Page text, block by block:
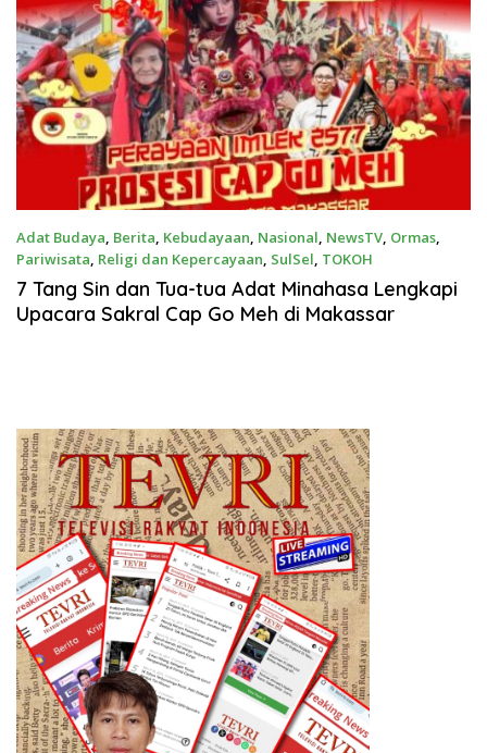
Adat Budaya, Berita, Kebudayaan, Nasional, NewsTV, Ormas,
Pariwisata, Religi dan Kepercayaan, SulSel, TOKOH
Februari 28, 2026
‎7 Tang Sin dan Tua-tua Adat Minahasa Lengkapi
Upacara Sakral Cap Go Meh di Makassar